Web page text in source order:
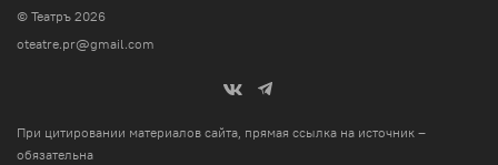
© Театръ 2026
oteatre.pr@gmail.com
При цитировании материалов сайта, прямая ссылка на источник –
обязательна